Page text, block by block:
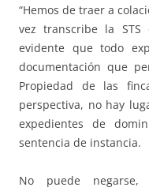
“Hemos de traer a
vez transcribe la STS
evidente que todo
documentación que
Propiedad de las
perspectiva, no hay
expedientes de
sentencia de instancia.
No puede